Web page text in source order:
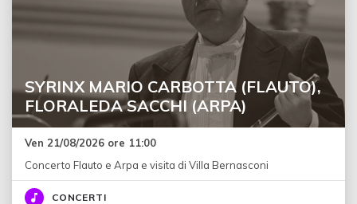
SYRINX MARIO CARBOTTA (FLAUTO),
FLORALEDA SACCHI (ARPA)
Ven 21/08/2026 ore 11:00
Concerto Flauto e Arpa e visita di Villa Bernasconi
CONCERTI